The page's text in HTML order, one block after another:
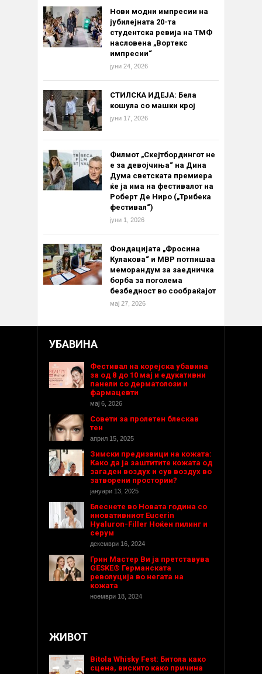
Нови модни импресии на
јубилејната 20-та
студентска ревија на ТМФ
насловена „Вортекс
импресии“
јуни 24, 2026
СТИЛСКА ИДЕЈА: Бела
кошула со машки крој
јуни 17, 2026
Филмот „Скејтбордингот не
е за девојчиња“ на Дина
Дума светската премиера
ќе ја има на фестивалот на
Роберт Де Ниро („Трибека
фестивал“)
јуни 1, 2026
Фондацијата „Фросина
Кулакова“ и МВР потпишаа
меморандум за заедничка
борба за поголема
безбедност во сообраќајот
мај 27, 2026
УБАВИНА
Фестивал на корејска убавина
за од 8 до 10 мај и едукативни
панели со дерматолози и
фармацевти
мај 6, 2026
Совети за пролетен блескав
тен
април 15, 2025
Зимски предизвици на кожата:
Како да ја заштитите кожата од
загаден воздух и сув воздух во
затворени простории?
јануари 13, 2025
Блеснете во Новата година со
иновативниот Eucerin
Hyaluron-Filler Ноќен пилинг и
серум
декември 16, 2024
Грин Мастер Ви ја претставува
GESKE® Германската
револуција во негата на
кожата
ноември 18, 2024
ЖИВОТ
Bitola Whisky Fest: Битола како
сцена, вискито како причина